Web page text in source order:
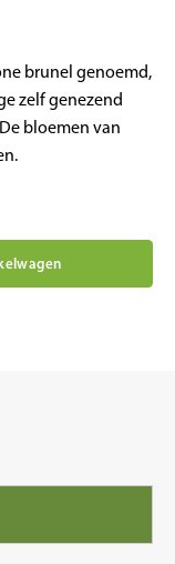
brunel genoemd,
zelf genezend
bloemen van